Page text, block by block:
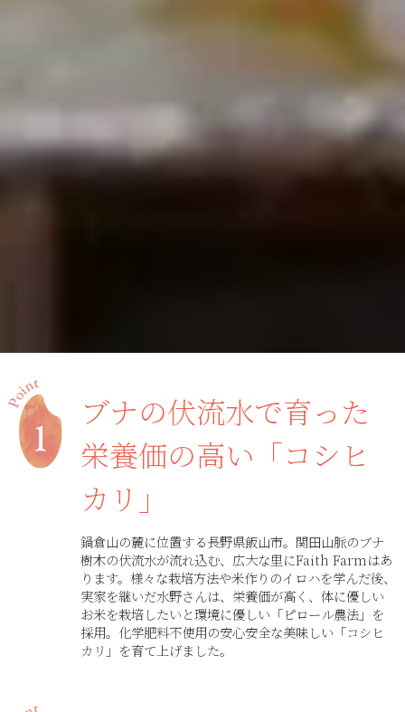
ブナの伏流水で育った
栄養価の高い「コシヒ
カリ」
鍋倉山の麓に位置する長野県飯山市。関田山脈のブナ
樹木の伏流水が流れ込む、広大な里にFaith Farmはあ
ります。様々な栽培方法や米作りのイロハを学んだ後、
実家を継いだ水野さんは、栄養価が高く、体に優しい
お米を栽培したいと環境に優しい「ピロール農法」を
採用。化学肥料不使用の安心安全な美味しい「コシヒ
カリ」を育て上げました。